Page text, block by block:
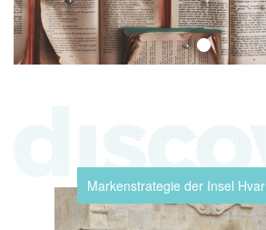
Markenstrategie der Insel Hvar